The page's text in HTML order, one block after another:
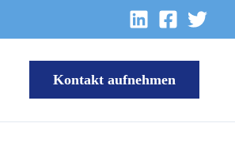
Kontakt aufnehmen